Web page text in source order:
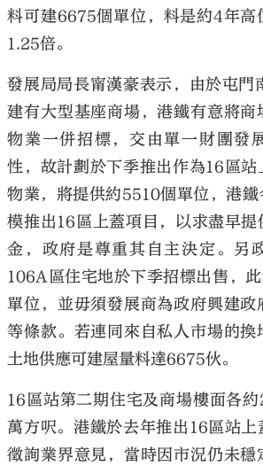
大公文匯
料可建6675個單位，料是約4年高
1.25倍。
發展局局長甯漢豪表示，由於屯門
建有大型基座商場，港鐵有意將商
物業一併招標，交由單一財團發
性，故計劃於下季推出作為16區
物業，將提供約5510個單位，港
模推出16區上蓋項目，以求盡早
金，政府是尊重其自主決定。另
106A區住宅地於下季招標出售，
單位，並毋須發展商為政府興建政
等條款。若連同來自私人市場的換
土地供應可建屋量料達6675伙。
16區站第二期住宅及商場樓面各
萬方呎。港鐵於去年推出16區站上
徵詢業界意見，當時因市況仍未穩